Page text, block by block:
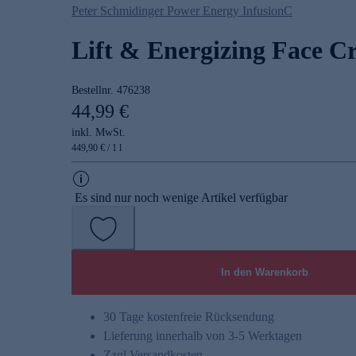
Peter Schmidinger Power Energy InfusionC
Lift & Energizing Face
Bestellnr. 476238
44,99 €
inkl. MwSt.
449,90 € / 1 l
Es sind nur noch wenige Artikel verfügbar
In den Warenkorb
30 Tage kostenfreie Rücksendung
Lieferung innerhalb von 3-5 Werktagen